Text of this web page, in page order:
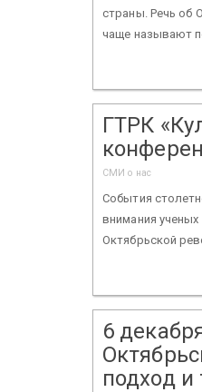
страны. Речь об
чаще называют
ГТРК
СМИ о нас
События
внимания
Октябрьской
6
подход и